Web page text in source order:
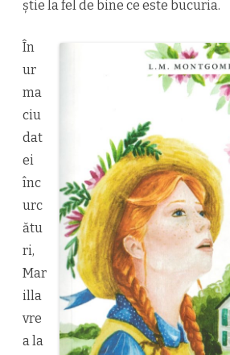
știe la fel de bine ce este bucuria.
În
ur
ma
ciu
dat
ei
înc
urc
ătu
ri,
Mar
illa
vre
a la